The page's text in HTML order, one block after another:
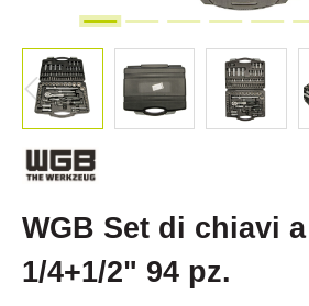
WGB Set di chiavi
1/4+1/2" 94 pz.